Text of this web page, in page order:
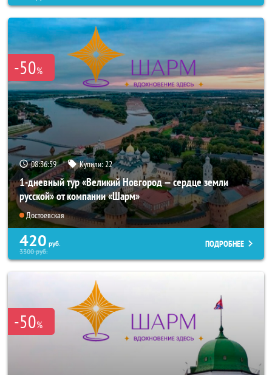
-50%
08:36:57 Купили: 22
1-дневный тур «Великий Новгород — сердце земли
русской» от компании «Шарм»
Достоевская
420 руб.
3300руб.
ПОДРОБНЕЕ
-50%